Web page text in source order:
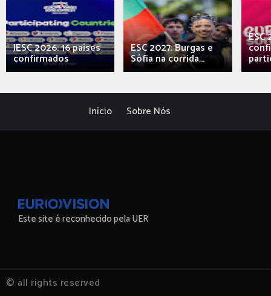
JESC 2026: 16 países
confirmados
ESC 2027: Burgas e
Sófia na corrida...
ESC
Início Sobre Nós
Este site é reconhecido pela UER
© all rights reserved